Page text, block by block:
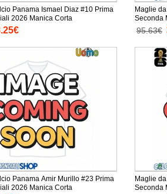
Panama Ismael Diaz #10 Prima
Maglia Mondiali 2026 Manica Corta
Maglie
95.63€
Panama Amir Murillo #23 Prima
Maglia Mondiali 2026 Manica Corta
Maglie